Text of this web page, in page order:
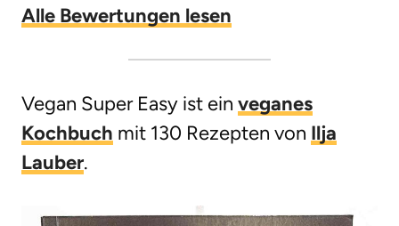
Alle Bewertungen lesen
Vegan Super Easy ist ein veganes
Kochbuch mit 130 Rezepten von Ilja
Lauber.